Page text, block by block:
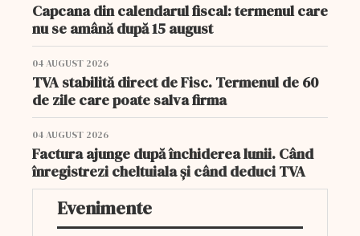
Capcana din calendarul fiscal: termenul care
nu se amână după 15 august
04 AUGUST 2026
TVA stabilită direct de Fisc. Termenul de 60
de zile care poate salva firma
04 AUGUST 2026
Factura ajunge după închiderea lunii. Când
înregistrezi cheltuiala și când deduci TVA
Evenimente